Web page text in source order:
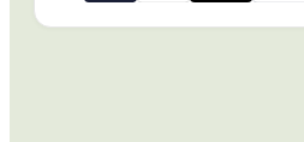
Visa,